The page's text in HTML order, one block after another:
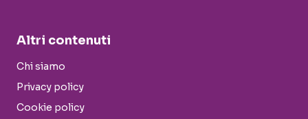
Altri contenuti
Chi siamo
Privacy policy
Cookie policy